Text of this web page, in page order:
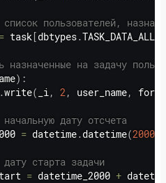
пользователей,
= task [dbtypes.
назначенные на задачу
) :
.write( _i, 2, user_name,
дату отсчета
= datetime.datetime(2000
старта задачи
= datetime_2000 +